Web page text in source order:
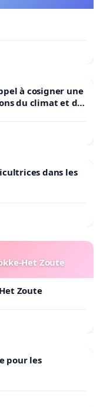
à cosigner une
du climat et de
dans les
Het Zoute
Zoute
pour les